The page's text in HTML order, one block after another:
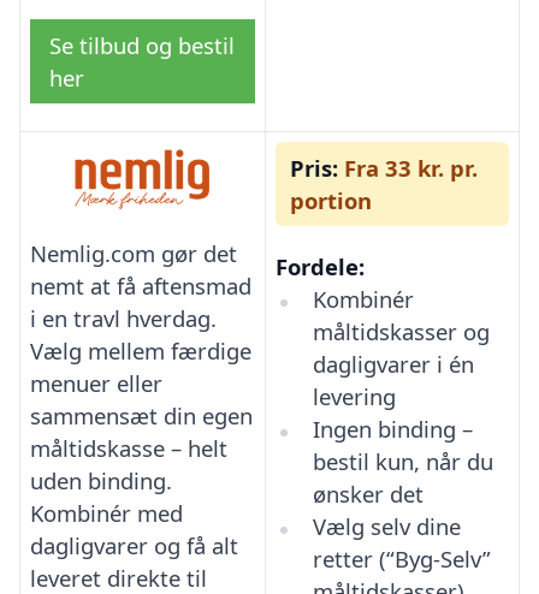
Se tilbud og bestil
her
Nemlig.com gør det
nemt at få aftensmad
i en travl hverdag.
Vælg mellem færdige
menuer eller
sammensæt din egen
måltidskasse – helt
uden binding.
Kombinér med
dagligvarer og få alt
leveret direkte til
Pris: Fra 33 kr. pr.
portion
Fordele:
Kombinér
måltidskasser og
dagligvarer i én
levering
Ingen binding –
bestil kun, når du
ønsker det
Vælg selv dine
retter (“Byg-Selv”